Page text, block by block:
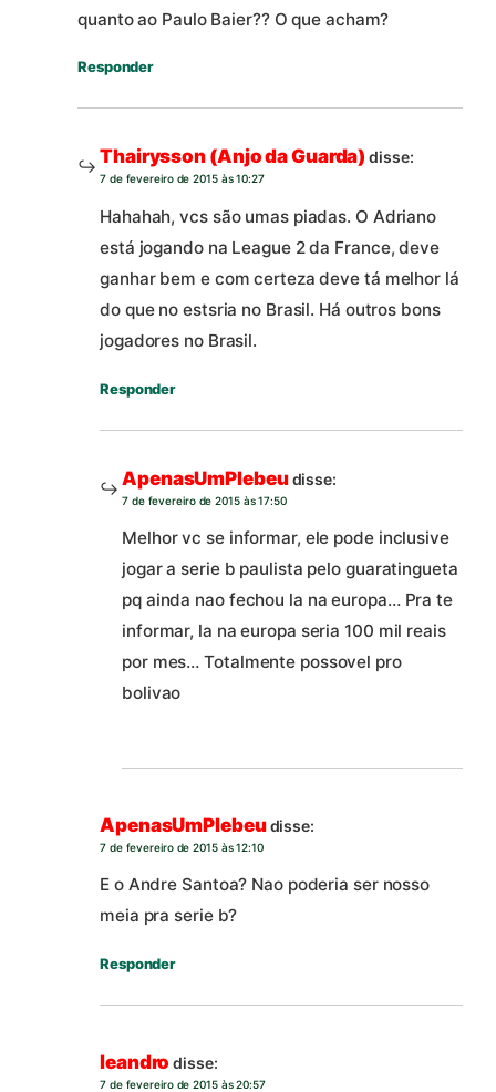
quanto ao Paulo Baier?? O que acham?
Responder
Thairysson (Anjo da Guarda) disse:
7 de fevereiro de 2015 às 10:27
Hahahah, vcs são umas piadas. O Adriano
está jogando na League 2 da France, deve
ganhar bem e com certeza deve tá melhor lá
do que no estsria no Brasil. Há outros bons
jogadores no Brasil.
Responder
ApenasUmPlebeudisse:
7 de fevereiro de 2015 às 17:50
Melhor vc se informar, ele pode inclusive
jogar a serie b paulista pelo guaratingueta
pq ainda nao fechou la na europa… Pra te
informar, la na europa seria 100 mil reais
por mes… Totalmente possovel pro
bolivao
ApenasUmPlebeudisse:
7 de fevereiro de 2015 às 12:10
E o Andre Santoa? Nao poderia ser nosso
meia pra serie b?
Responder
leandro disse:
7 de fevereiro de 2015 às 20:57